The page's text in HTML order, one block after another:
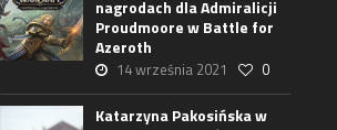
nagrodach dla Admiralicji
Proudmoore w Battle for
Azeroth
14 września 2021 0
Katarzyna Pakosińska w